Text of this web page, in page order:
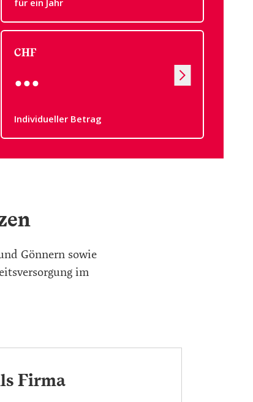
für ein Jahr
CHF
Individueller Betrag
Gönnern sowie
im
Firma